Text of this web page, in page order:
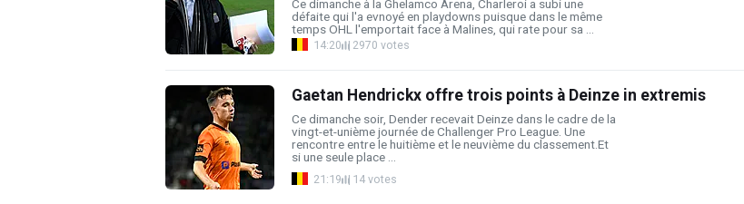
Ce dimanche à la Ghelamco Arena, Charleroi a subi une
défaite qui l'a evnoyé en playdowns puisque dans le même
temps OHL l'emportait face à Malines, qui rate pour sa ...
14:20 2970 votes
Gaetan Hendrickx offre trois points à Deinze in extremis
Ce dimanche soir, Dender recevait Deinze dans le cadre de la
vingt-et-unième journée de Challenger Pro League. Une
rencontre entre le huitième et le neuvième du classement.Et
si une seule place ...
21:19 14 votes